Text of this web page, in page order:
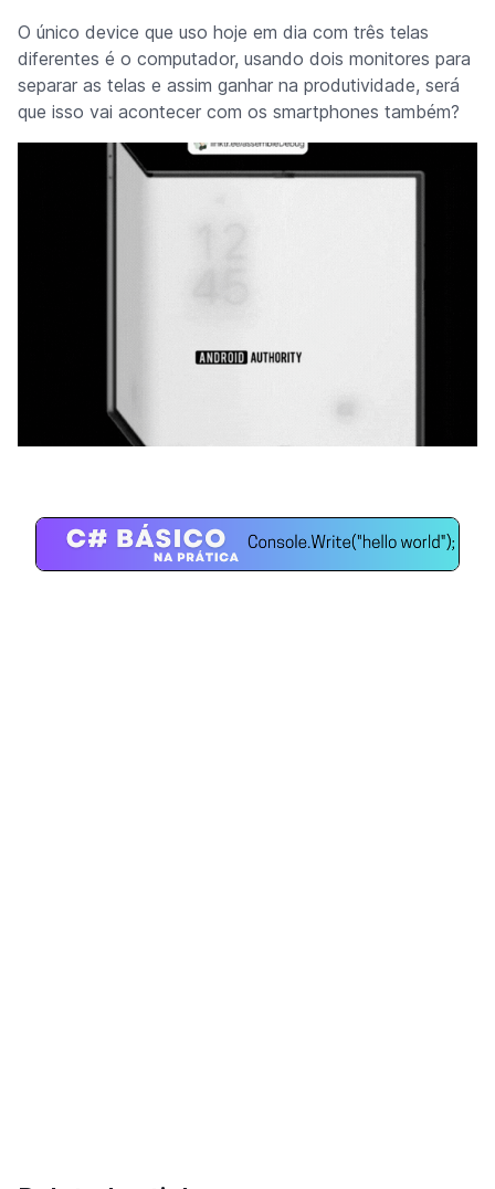
O único device que uso hoje em dia com três telas
diferentes é o computador, usando dois monitores para
separar as telas e assim ganhar na produtividade, será
que isso vai acontecer com os smartphones também?